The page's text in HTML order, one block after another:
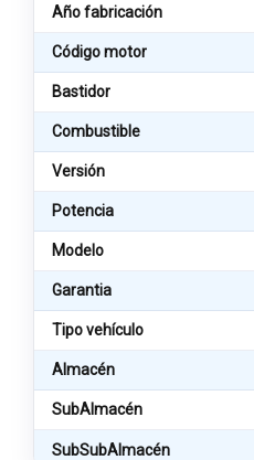
Año fabricación
Código motor
Bastidor
Combustible
Versión
Potencia
Modelo
Garantia
Tipo vehículo
Almacén
SubAlmacén
SubSubAlmacén